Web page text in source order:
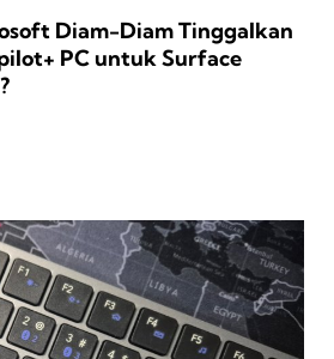
Diam-Diam Tinggalkan
PC untuk Surface